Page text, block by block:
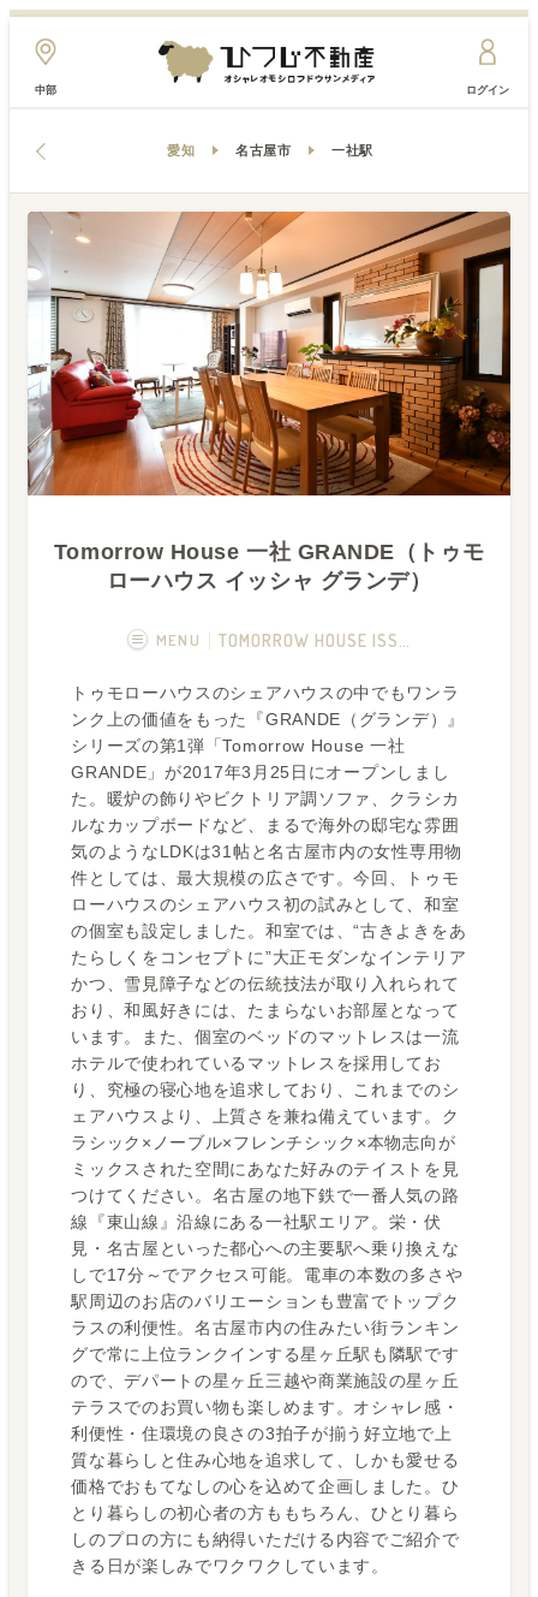
中部 ログイン
愛知 名古屋市 一社駅
Tomorrow House 一社 GRANDE（トゥモ
ローハウス イッシャ グランデ）
MENU
概要 画像一覧
空室状況 運営者
フカボリ記事 Q&A
トゥモローハウスのシェアハウスの中でもワンラ
ンク上の価値をもった『GRANDE（グランデ）』
シリーズの第1弾「Tomorrow House 一社
GRANDE」が2017年3月25日にオープンしまし
た。暖炉の飾りやビクトリア調ソファ、クラシカ
ルなカップボードなど、まるで海外の邸宅な雰囲
気のようなLDKは31帖と名古屋市内の女性専用物
件としては、最大規模の広さです。今回、トゥモ
ローハウスのシェアハウス初の試みとして、和室
の個室も設定しました。和室では、“古きよきをあ
たらしくをコンセプトに”大正モダンなインテリア
かつ、雪見障子などの伝統技法が取り入れられて
おり、和風好きには、たまらないお部屋となって
います。また、個室のベッドのマットレスは一流
ホテルで使われているマットレスを採用してお
り、究極の寝心地を追求しており、これまでのシ
ェアハウスより、上質さを兼ね備えています。ク
ラシック×ノーブル×フレンチシック×本物志向が
ミックスされた空間にあなた好みのテイストを見
つけてください。名古屋の地下鉄で一番人気の路
線『東山線』沿線にある一社駅エリア。栄・伏
見・名古屋といった都心への主要駅へ乗り換えな
しで17分～でアクセス可能。電車の本数の多さや
駅周辺のお店のバリエーションも豊富でトップク
ラスの利便性。名古屋市内の住みたい街ランキン
グで常に上位ランクインする星ヶ丘駅も隣駅です
ので、デパートの星ヶ丘三越や商業施設の星ヶ丘
テラスでのお買い物も楽しめます。オシャレ感・
利便性・住環境の良さの3拍子が揃う好立地で上
質な暮らしと住み心地を追求して、しかも愛せる
価格でおもてなしの心を込めて企画しました。ひ
とり暮らしの初心者の方ももちろん、ひとり暮ら
しのプロの方にも納得いただける内容でご紹介で
きる日が楽しみでワクワクしています。